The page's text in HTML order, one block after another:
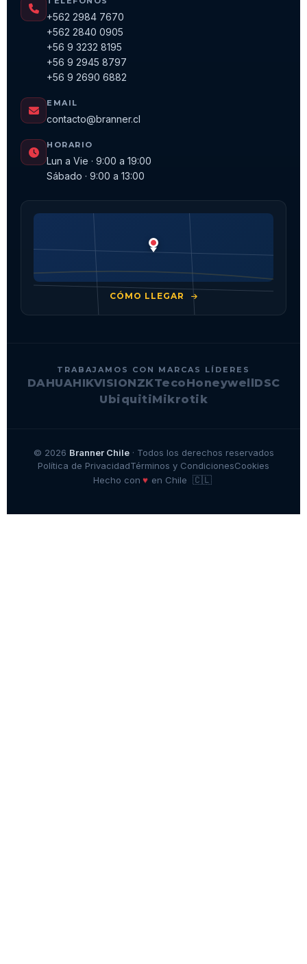
+562 2984 7670
+562 2840 0905
+56 9 3232 8195
+56 9 2945 8797
+56 9 2690 6882
EMAIL
contacto@branner.cl
HORARIO
Lun a Vie · 9:00 a 19:00
Sábado · 9:00 a 13:00
CÓMO LLEGAR
TRABAJAMOS CON MARCAS LÍDERES
DAHUAHIKVISIONZKTecoHoneywell DSC
UbiquitiMikrotik
© 2026 Branner Chile· Todos los derechos reservados
Política de PrivacidadTérminos y CondicionesCookies
Hecho con♥ en Chile 🇨🇱